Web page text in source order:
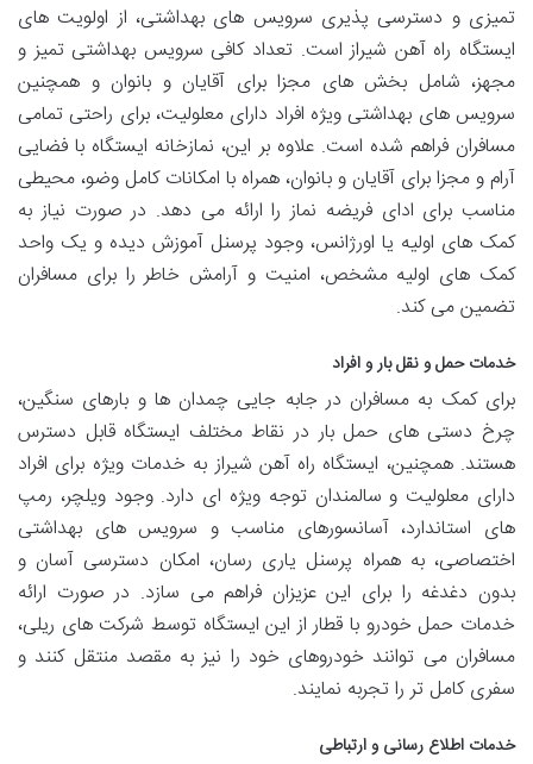
تمیزی و دسترسی پذیری سرویس های بهداشتی، از اولویت های
ایستگاه راه آهن شیراز است. تعداد کافی سرویس بهداشتی تمیز و
مجهز، شامل بخش های مجزا برای آقایان و بانوان و همچنین
سرویس های بهداشتی ویژه افراد دارای معلولیت، برای راحتی تمامی
مسافران فراهم شده است. علاوه بر این، نمازخانه ایستگاه با فضایی
آرام و مجزا برای آقایان و بانوان، همراه با امکانات کامل وضو، محیطی
مناسب برای ادای فریضه نماز را ارائه می دهد. در صورت نیاز به
کمک های اولیه یا اورژانس، وجود پرسنل آموزش دیده و یک واحد
کمک های اولیه مشخص، امنیت و آرامش خاطر را برای مسافران
تضمین می کند.
خدمات حمل و نقل بار و افراد
برای کمک به مسافران در جابه جایی چمدان ها و بارهای سنگین،
چرخ دستی های حمل بار در نقاط مختلف ایستگاه قابل دسترس
هستند. همچنین، ایستگاه راه آهن شیراز به خدمات ویژه برای افراد
دارای معلولیت و سالمندان توجه ویژه ای دارد. وجود ویلچر، رمپ
های استاندارد، آسانسورهای مناسب و سرویس های بهداشتی
اختصاصی، به همراه پرسنل یاری رسان، امکان دسترسی آسان و
بدون دغدغه را برای این عزیزان فراهم می سازد. در صورت ارائه
خدمات حمل خودرو با قطار از این ایستگاه توسط شرکت های ریلی،
مسافران می توانند خودروهای خود را نیز به مقصد منتقل کنند و
سفری کامل تر را تجربه نمایند.
خدمات اطلاع رسانی و ارتباطی